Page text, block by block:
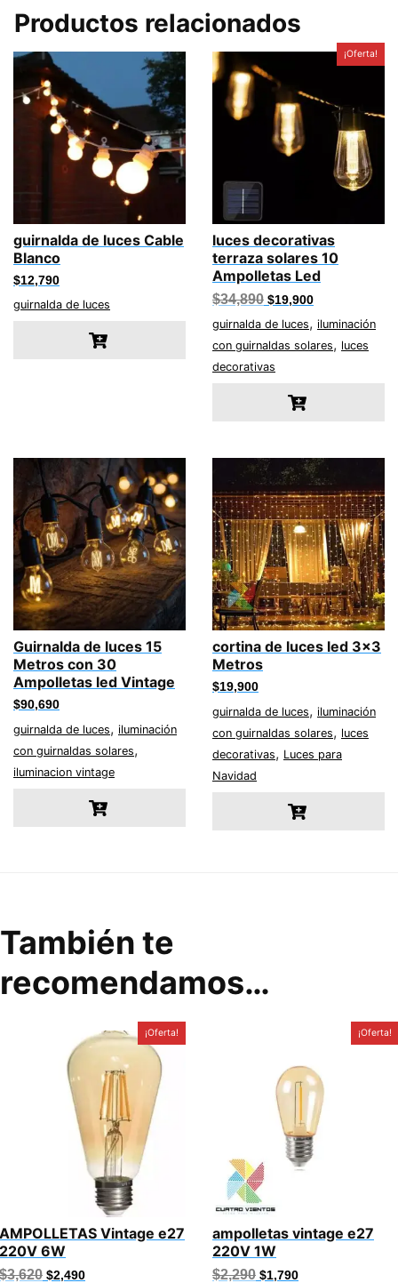
Productos relacionados
guirnalda de luces Cable
Blanco
$12,790
guirnalda de luces
¡Oferta!
luces decorativas
terraza solares 10
Ampolletas Led
$34,890 El
precio
original
$34,890.
$19,900El
precio
actual
$19,900.
guirnalda de luces, iluminación
con guirnaldas solares, luces
decorativas
Guirnalda de luces 15
Metros con 30
Ampolletas led Vintage
$90,690
guirnalda de luces, iluminación
con guirnaldas solares,
iluminacion vintage
cortina de luces led 3×3
Metros
$19,900
guirnalda de luces, iluminación
con guirnaldas solares, luces
decorativas, Luces para
Navidad
También te
recomendamos…
¡Oferta!
AMPOLLETAS Vintage e27
220V 6W
$3,620 El
$2,490El
¡Oferta!
ampolletas vintage e27
220V 1W
$2,290 El
$1,790El